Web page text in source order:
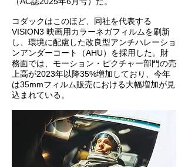
コダックはこのほど、同社を代表する
VISION3 映画用カラーネガフィルムを刷新
し、環境に配慮した改良型アンチハレーショ
ンアンダーコート（AHU）を採用した。財
務面では、モーション・ピクチャー部門の売
上高が2023年以降35%増加しており、今年
は35mmフィルム販売における大幅増加が見
込まれている。